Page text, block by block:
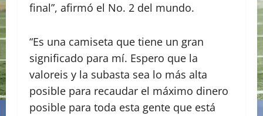
final”, afirmó el No. 2 del mundo.
“Es una camiseta que tiene un gran
significado para mí. Espero que la
valoreis y la subasta sea lo más alta
posible para recaudar el máximo dinero
posible para toda esta gente que está